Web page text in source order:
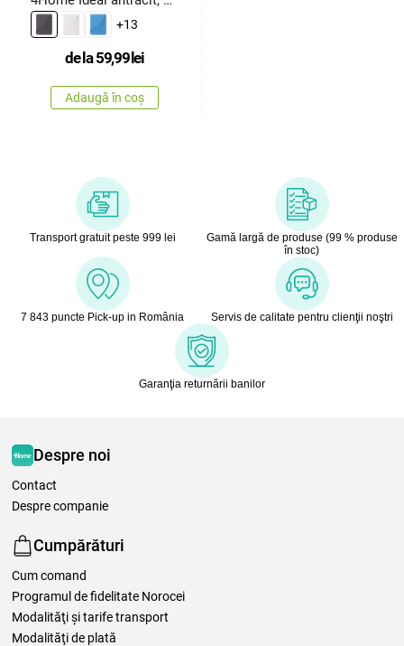
x 140
+13
de la59,99 lei
Adaugă în coș
Transport gratuit peste 999 lei
Gamă largă de produse (99 % produse
în stoc)
7 843 puncte Pick-up in România Servis de calitate pentru clienţii noştri
Garanţia returnării banilor
Despre noi
Contact
Despre companie
Cumpărături
Cum comand
Programul de fidelitate Norocei
Modalităţi şi tarife transport
Modalităţi de plată